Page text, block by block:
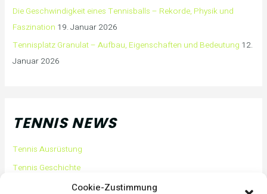
Cookie-Zustimmung
Die Geschwindigkeit eines Tennisballs – Rekorde, Physik und
Faszination 19. Januar 2026
Tennisplatz Granulat – Aufbau, Eigenschaften und Bedeutung 12.
Januar 2026
TENNIS NEWS
Tennis Ausrüstung
Tennis Geschichte
Tennis Tipps und Tricks